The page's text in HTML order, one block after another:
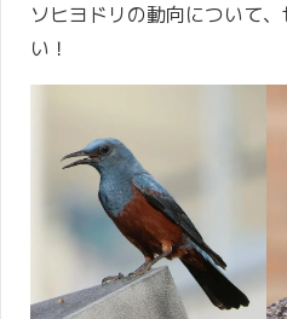
ソヒヨドリの動向について
い！